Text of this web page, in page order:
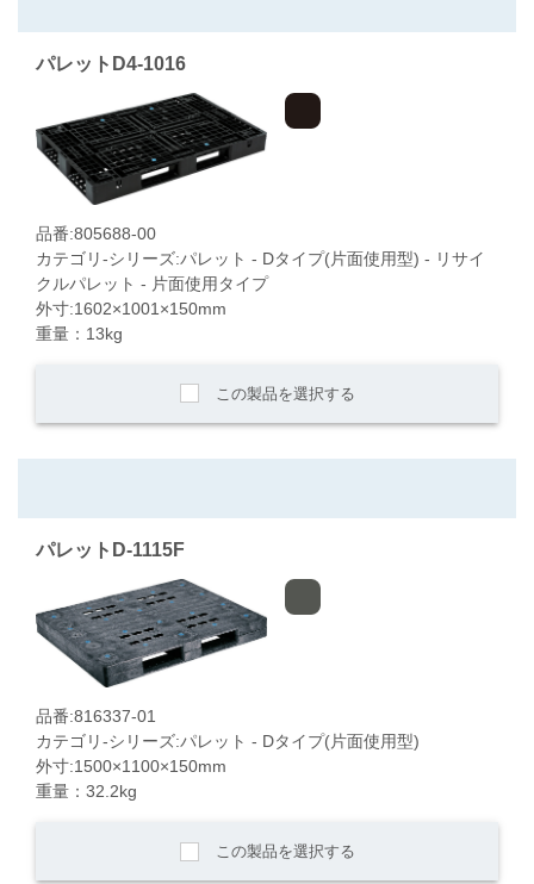
パレットD4-1016
品番:805688-00
カテゴリ-シリーズ:パレット - Dタイプ(片面使用型) - リサイ
クルパレット - 片面使用タイプ
外寸:1602×1001×150mm
重量：13kg
この製品を選択する
パレットD-1115F
品番:816337-01
カテゴリ-シリーズ:パレット - Dタイプ(片面使用型)
外寸:1500×1100×150mm
重量：32.2kg
この製品を選択する